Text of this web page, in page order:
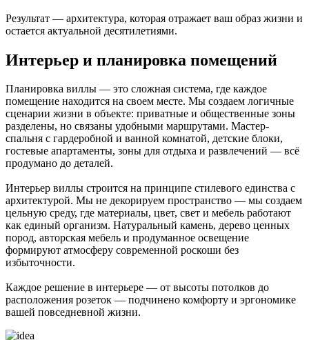
Результат — архитектура, которая отражает ваш образ жизни и
остается актуальной десятилетиями.
Интерьер и планировка помещений
Планировка виллы — это сложная система, где каждое
помещение находится на своем месте. Мы создаем логичные
сценарии жизни в объекте: приватные и общественные зоны
разделены, но связаны удобными маршрутами. Мастер-
спальня с гардеробной и ванной комнатой, детские блоки,
гостевые апартаменты, зоны для отдыха и развлечений — всё
продумано до деталей.
Интерьер виллы строится на принципе стилевого единства с
архитектурой. Мы не декорируем пространство — мы создаем
цельную среду, где материалы, цвет, свет и мебель работают
как единый организм. Натуральный камень, дерево ценных
пород, авторская мебель и продуманное освещение
формируют атмосферу современной роскоши без
избыточности.
Каждое решение в интерьере — от высоты потолков до
расположения розеток — подчинено комфорту и эргономике
вашей повседневной жизни.